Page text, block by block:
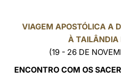
VIAGEM APOSTÓLICA A
À TAILÂNDIA
(19 - 26 DE
ENCONTRO COM OS